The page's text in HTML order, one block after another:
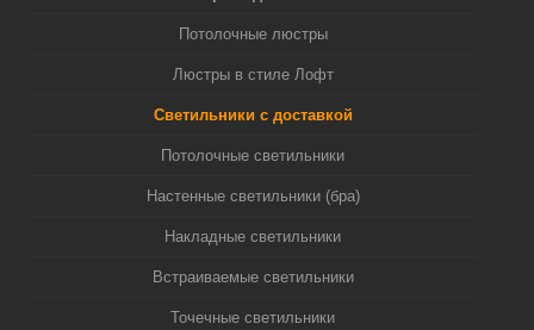
Потолочные люстры
Люстры в стиле Лофт
Светильники с доставкой
Потолочные светильники
Настенные светильники (бра)
Накладные светильники
Встраиваемые светильники
Точечные светильники